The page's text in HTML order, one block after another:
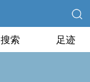
搜索 足迹